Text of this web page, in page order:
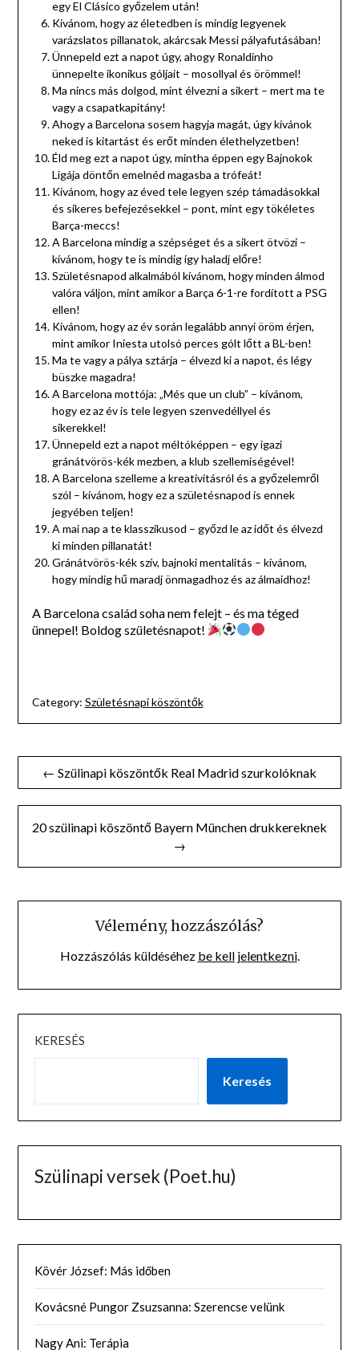
egy El Clásico győzelem után!
Kívánom, hogy az életedben is mindig legyenek
varázslatos pillanatok, akárcsak Messi pályafutásában!
Ünnepeld ezt a napot úgy, ahogy Ronaldinho
ünnepelte ikonikus góljait – mosollyal és örömmel!
Ma nincs más dolgod, mint élvezni a sikert – mert ma te
vagy a csapatkapitány!
Ahogy a Barcelona sosem hagyja magát, úgy kívánok
neked is kitartást és erőt minden élethelyzetben!
Éld meg ezt a napot úgy, mintha éppen egy Bajnokok
Ligája döntőn emelnéd magasba a trófeát!
Kívánom, hogy az éved tele legyen szép támadásokkal
és sikeres befejezésekkel – pont, mint egy tökéletes
Barça-meccs!
A Barcelona mindig a szépséget és a sikert ötvözi –
kívánom, hogy te is mindig így haladj előre!
Születésnapod alkalmából kívánom, hogy minden álmod
valóra váljon, mint amikor a Barça 6-1-re fordított a PSG
ellen!
Kívánom, hogy az év során legalább annyi öröm érjen,
mint amikor Iniesta utolsó perces gólt lőtt a BL-ben!
Ma te vagy a pálya sztárja – élvezd ki a napot, és légy
büszke magadra!
A Barcelona mottója: „Més que un club” – kívánom,
hogy ez az év is tele legyen szenvedéllyel és
sikerekkel!
Ünnepeld ezt a napot méltóképpen – egy igazi
gránátvörös-kék mezben, a klub szellemiségével!
A Barcelona szelleme a kreativitásról és a győzelemről
szól – kívánom, hogy ez a születésnapod is ennek
jegyében teljen!
A mai nap a te klasszikusod – győzd le az időt és élvezd
ki minden pillanatát!
Gránátvörös-kék szív, bajnoki mentalitás – kívánom,
hogy mindig hű maradj önmagadhoz és az álmaidhoz!
A Barcelona család soha nem felejt – és ma téged
ünnepel! Boldog születésnapot!
Category: Születésnapi köszöntők
Bejegyzés
navigáció
← Szülinapi köszöntők Real Madrid szurkolóknak
20 szülinapi köszöntő Bayern München drukkereknek
→
Vélemény, hozzászólás?
Hozzászólás küldéséhez be kell jelentkezni.
KERESÉS
Keresés
Szülinapi versek (Poet.hu)
Kövér József: Más időben
Kovácsné Pungor Zsuzsanna: Szerencse velünk
Nagy Ani: Terápia